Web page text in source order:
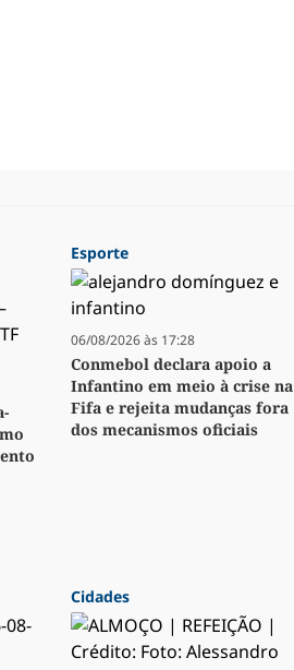
Esporte
06/08/2026 às 17:28
Conmebol declara apoio a
Infantino em meio à crise na
Fifa e rejeita mudanças fora
dos mecanismos oficiais
Cidades